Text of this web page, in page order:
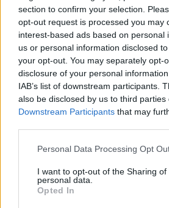
section to confirm your selection.
opt-out request is processed you may
interest-based ads based on personal
us or personal information disclosed
your opt-out. You may separately opt-
disclosure of your personal
IAB’s list of downstream participants.
also be disclosed by us to third parties
Downstream Participants that may
Personal Data Processing Opt
I want to opt-out of the Sharing of
personal data.
Opted In
Futbol femení
maig 6, 2026
Futbol femení
El femení de
més a l’ascens de
abril 25, 2026
La selecció
abril 24, 2026